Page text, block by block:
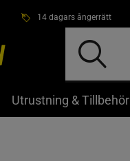
14 dagars ångerrätt
Utrustning & Tillbehör